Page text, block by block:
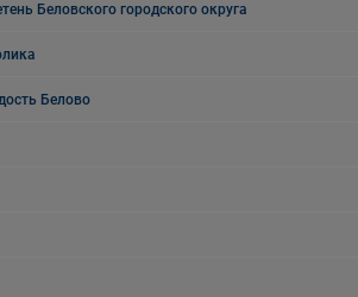
Беловского городского округа
Белово